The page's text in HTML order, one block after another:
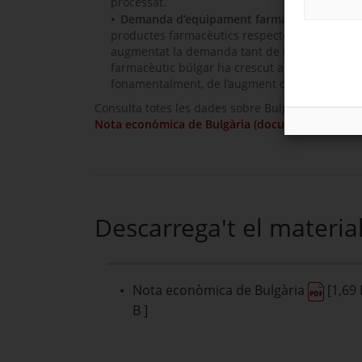
Demanda d’equipament farmacèutic a
productes farmacèutics respecte al seu PIB
augmentat la demanda tant de medicaments
farmacèutic búlgar ha crescut a una taxa de
fonamentalment, de l’augment del mercat
Consulta totes les dades sobre Bulgària i les
Nota econòmica de Bulgària (document .PDF)
Descarrega't el material
Nota econòmica de Bulgària
[1,69
B ]